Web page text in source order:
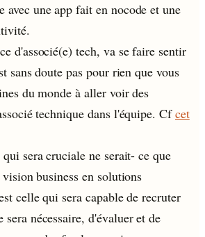
avec une app fait en nocode et une
d'associé(e) tech, va se faire sentir
sans doute pas pour rien que vous
du monde à aller voir des
technique dans l'équipe. Cfcet
sera cruciale ne serait- ce que
business en solutions
celle qui sera capable de recruter
sera nécessaire, d'évaluer et de